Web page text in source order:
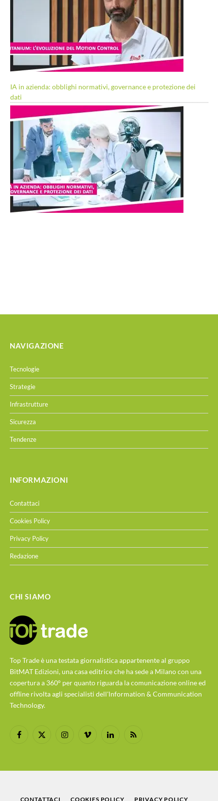
IA in azienda: obblighi normativi, governance e protezione dei
dati
NAVIGAZIONE
Tecnologie
Strategie
Infrastrutture
Sicurezza
Tendenze
INFORMAZIONI
Contattaci
Cookies Policy
Privacy Policy
Redazione
CHI SIAMO
Top Trade è una testata giornalistica appartenente al gruppo
BitMAT Edizioni, una casa editrice che ha sede a Milano con una
copertura a 360° per quanto riguarda la comunicazione online ed
offline rivolta agli specialisti dell'lnformation & Communication
Technology.
Facebook
X
InstagramVimeo LinkedInRSS
CONTATTACI COOKIES POLICY PRIVACY POLICY